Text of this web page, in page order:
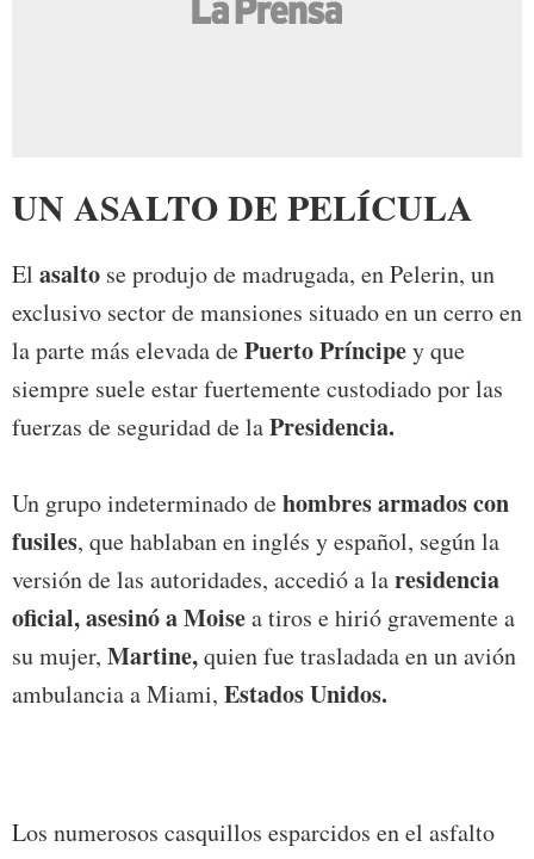
UN ASALTO DE PELÍCULA
El asalto se produjo de madrugada, en Pelerin, un
exclusivo sector de mansiones situado en un cerro en
la parte más elevada dePuerto Príncipey que
siempre suele estar fuertemente custodiado por las
fuerzas de seguridad de laPresidencia.
Un grupo indeterminado dehombres armados con
fusiles, que hablaban en inglés y español, según la
versión de las autoridades, accedió a laresidencia
oficial, asesinó a Moisea tiros e hirió gravemente a
su mujer, Martine,quien fue trasladada en un avión
ambulancia a Miami, Estados Unidos.
Los numerosos casquillos esparcidos en el asfalto